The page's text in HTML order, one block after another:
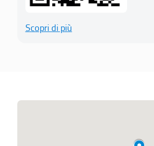
Scopri di più